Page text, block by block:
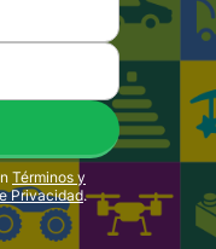
Términos y
Privacidad.